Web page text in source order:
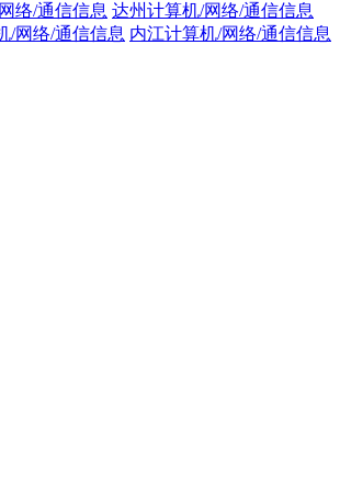
络/通信信息 达州计算机/网络/通信信息
/网络/通信信息 内江计算机/网络/通信信息